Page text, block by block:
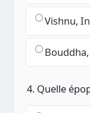
Vishnu,
4. Quelle